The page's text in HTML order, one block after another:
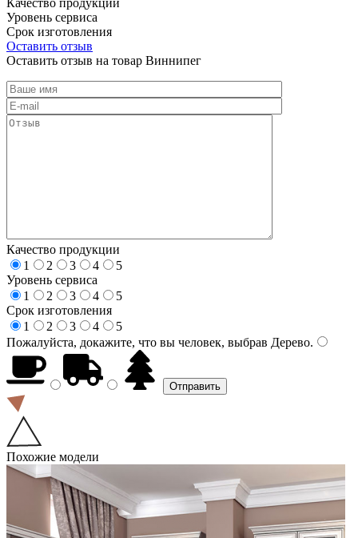
Уровень сервиса
Срок изготовления
Оставить отзыв
Оставить отзыв на товар Виннипег
Качество продукции
1
2 3 4
5
Уровень сервиса
1
2 3 4
5
Срок изготовления
1
2 3 4
5
Пожалуйста, докажите, что вы человек, выбрав Дерево.
Похожие модели